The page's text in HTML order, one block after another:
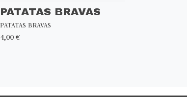
PATATAS BRAVAS
PATATAS BRAVAS
4,00 €